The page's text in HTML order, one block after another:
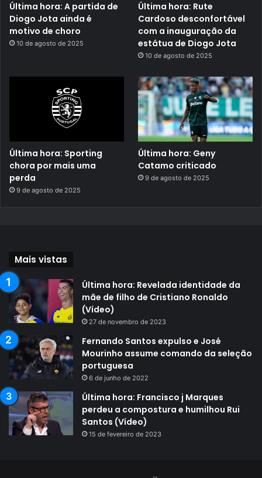
Última hora: A partida de
Diogo Jota ainda é
motivo de choro
10 de agosto de 2025
Última hora: Rute
Cardoso desconfortável
com a inauguração da
estátua de Diogo Jota
10 de agosto de 2025
Última hora: Sporting
chora por mais uma
perda
9 de agosto de 2025
Última hora: Geny
Catamo criticado
9 de agosto de 2025
Mais vistas
Última hora: Revelada identidade da
mãe de filho de Cristiano Ronaldo
(Vídeo)
27 de novembro de 2023
Fernando Santos expulso e José
Mourinho assume comando da seleção
portuguesa
6 de junho de 2022
Última hora: Francisco j Marques
perdeu a compostura e humilhou Rui
Santos (Vídeo)
15 de fevereiro de 2023